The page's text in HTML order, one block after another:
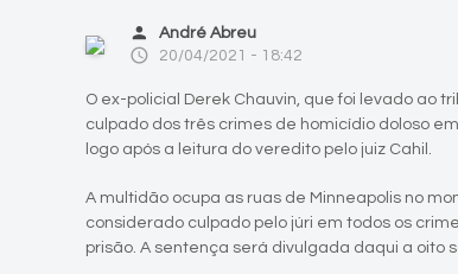
person André Abreu
access_time 20/04/2021 - 18:42
O ex-policial Derek Chauvin, que foi levado ao
culpado dos três crimes de homicídio doloso
logo após a leitura do veredito pelo juiz Cahil.
A multidão ocupa as ruas de Minneapolis no
considerado culpado pelo júri em todos os
prisão. A sentença será divulgada daqui a oito